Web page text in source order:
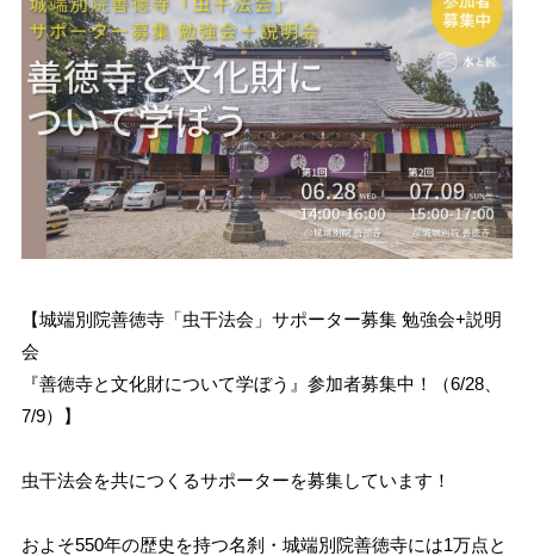
【城端別院善徳寺「虫干法会」サポーター募集 勉強会+説明
会
『善徳寺と文化財について学ぼう』参加者募集中！（6/28、
7/9）】
虫干法会を共につくるサポーターを募集しています！
およそ550年の歴史を持つ名刹・城端別院善徳寺には1万点と